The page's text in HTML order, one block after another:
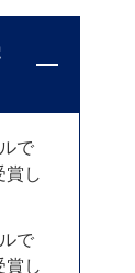
で
賞し
で
賞し